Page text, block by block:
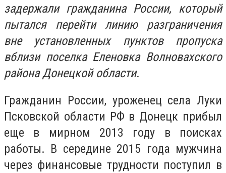
задержали гражданина России, который
пытался перейти линию разграничения
вне установленных пунктов пропуска
вблизи поселка Еленовка Волновахского
района Донецкой области.
Гражданин России, уроженец села Луки
Псковской области РФ в Донецк прибыл
еще в мирном 2013 году в поисках
работы. В середине 2015 года мужчина
через финансовые трудности поступил в